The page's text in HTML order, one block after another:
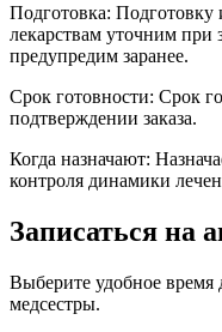
Подготовка: Подготовку
лекарствам уточним при
предупредим заранее.
Срок готовности: Срок
подтверждении заказа.
Когда назначают:
контроля динамики
Записаться на
Выберите удобное время
медсестры.